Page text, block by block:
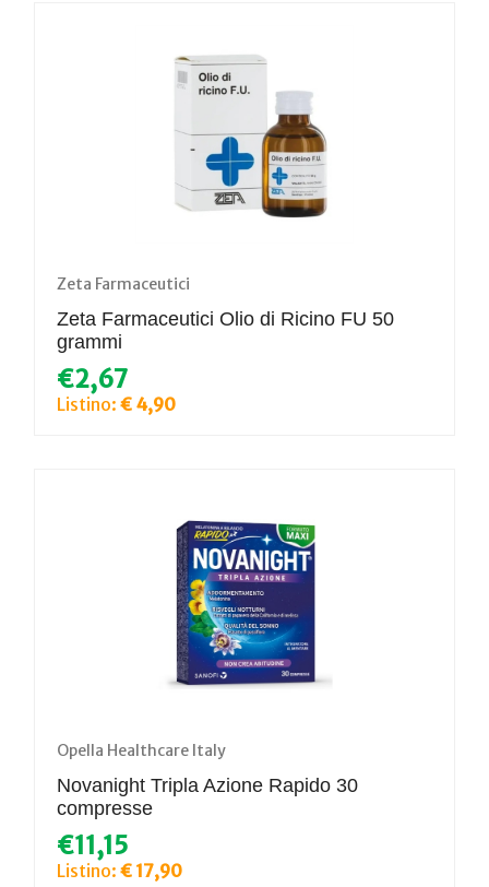
Zeta Farmaceutici
Zeta Farmaceutici Olio di Ricino FU 50
grammi
€2,67
Listino: € 4,90
Opella Healthcare Italy
Novanight Tripla Azione Rapido 30
compresse
€11,15
Listino: € 17,90